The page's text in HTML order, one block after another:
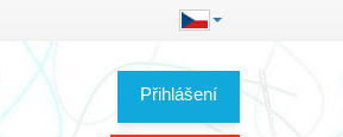
Přihlášení